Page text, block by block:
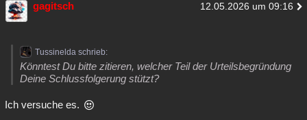
gagitsch 12.05.2026 um 09:16
Tussinelda schrieb:
Könntest Du bitte zitieren, welcher Teil der Urteilsbegründung
Deine Schlussfolgerung stützt?
Ich versuche es.